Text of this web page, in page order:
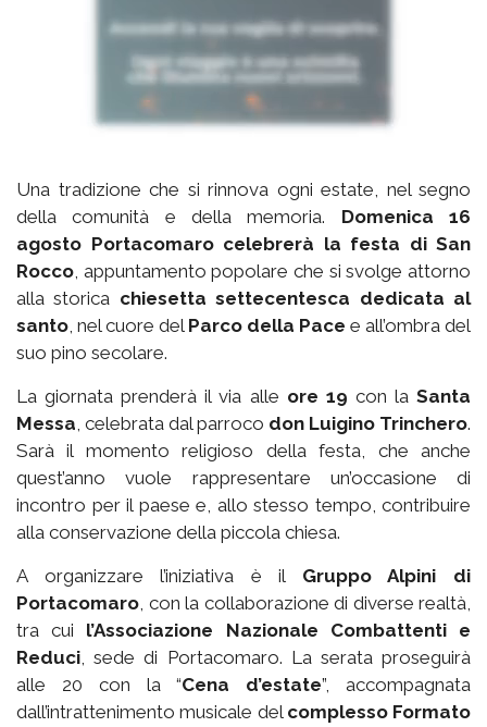
Una tradizione che si rinnova ogni estate, nel segno
della comunità e della memoria. Domenica 16
agosto Portacomaro celebrerà la festa di San
Rocco, appuntamento popolare che si svolge attorno
alla storica chiesetta settecentesca dedicata al
santo, nel cuore del Parco della Pace e all’ombra del
suo pino secolare.
La giornata prenderà il via alle ore 19 con laSanta
Messa, celebrata dal parroco don Luigino Trinchero.
Sarà il momento religioso della festa, che anche
quest’anno vuole rappresentare un’occasione di
incontro per il paese e, allo stesso tempo, contribuire
alla conservazione della piccola chiesa.
A organizzare l’iniziativa è il Gruppo Alpini di
Portacomaro, con la collaborazione di diverse realtà,
tra cui l’Associazione Nazionale Combattenti e
Reduci, sede di Portacomaro. La serata proseguirà
alle 20 con la “Cena d’estate”, accompagnata
dall’intrattenimento musicale del complesso Formato